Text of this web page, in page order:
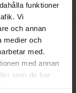
funktioner
Vi
och annan
medier och
med.
med annan
som de har